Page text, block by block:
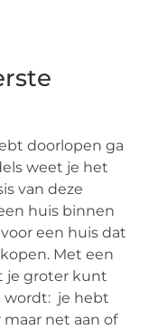
doorlopen ga
weet je het
van deze
huis binnen
een huis dat
Met een
je groter kunt
wordt: je hebt
net aan of